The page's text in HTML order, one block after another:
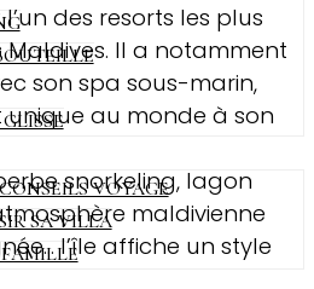
VOYAGE
SA VILLA
l’un des resorts les plus
Il a notamment
son spa sous-marin,
au monde à son
snorkeling, lagon
maldivienne
l’île affiche un style